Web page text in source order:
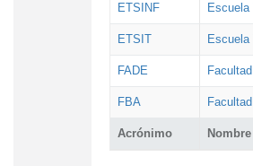
Acrónimo Nombre
ETSINF
ETSIT
FADE
FBA